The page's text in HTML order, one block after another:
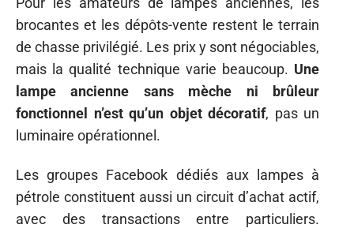
brocantes et les dépôts-vente restent le terrain
de chasse privilégié. Les prix y sont négociables,
mais la qualité technique varie beaucoup. Une
lampe ancienne sans mèche ni brûleur
fonctionnel n’est qu’un objet décoratif, pas un
luminaire opérationnel.
Les groupes Facebook dédiés aux lampes à
pétrole constituent aussi un circuit d’achat actif,
avec des transactions entre particuliers.